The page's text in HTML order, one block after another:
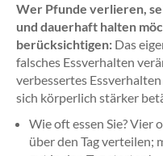
Wer Pfunde verlieren,
und dauerhaft halten
berücksichtigen: Das
falsches Essverhalten
verbessertes
sich körperlich stärker
Wie oft essen Sie? Vier
über den Tag verteilen;